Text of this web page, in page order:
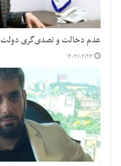
عدم دخالت و تصدی‌گری دولت
۱۴۰۳/۰۴/۲۳